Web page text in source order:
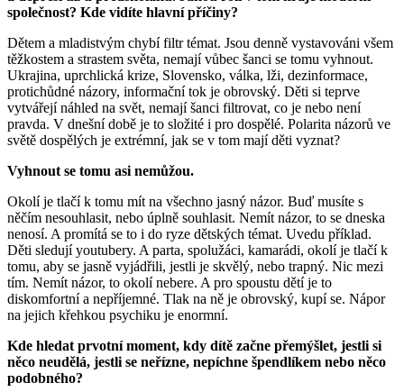
společnost? Kde vidíte hlavní příčiny?
Dětem a mladistvým chybí filtr témat. Jsou denně vystavováni všem
těžkostem a strastem světa, nemají vůbec šanci se tomu vyhnout.
Ukrajina, uprchlická krize, Slovensko, válka, lži, dezinformace,
protichůdné názory, informační tok je obrovský. Děti si teprve
vytvářejí náhled na svět, nemají šanci filtrovat, co je nebo není
pravda. V dnešní době je to složité i pro dospělé. Polarita názorů ve
světě dospělých je extrémní, jak se v tom mají děti vyznat?
Vyhnout se tomu asi nemůžou.
Okolí je tlačí k tomu mít na všechno jasný názor. Buď musíte s
něčím nesouhlasit, nebo úplně souhlasit. Nemít názor, to se dneska
nenosí. A promítá se to i do ryze dětských témat. Uvedu příklad.
Děti sledují youtubery. A parta, spolužáci, kamarádi, okolí je tlačí k
tomu, aby se jasně vyjádřili, jestli je skvělý, nebo trapný. Nic mezi
tím. Nemít názor, to okolí nebere. A pro spoustu dětí je to
diskomfortní a nepříjemné. Tlak na ně je obrovský, kupí se. Nápor
na jejich křehkou psychiku je enormní.
Kde hledat prvotní moment, kdy dítě začne přemýšlet, jestli si
něco neudělá, jestli se neřízne, nepíchne špendlíkem nebo něco
podobného?